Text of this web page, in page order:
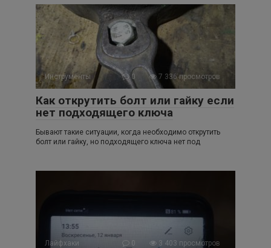
Инструменты 0 7 336 просмотров
Как открутить болт или гайку если
нет подходящего ключа
Бывают такие ситуации, когда необходимо открутить
болт или гайку, но подходящего ключа нет под
Лайфхаки 0 3 403 просмотров